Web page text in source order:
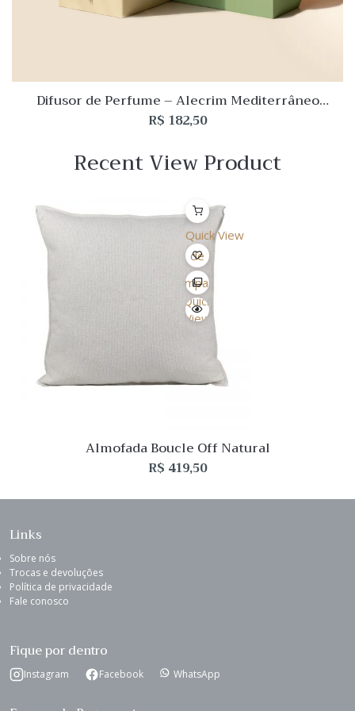
Difusor de Perfume – Alecrim Mediterrâneo
Arabesc 200mL L’Envie
R$ 182,50
Recent View Product
Quick View
Lista
de
Desejo
Comparar
Quick
View
Almofada Boucle Off Natural
R$ 419,50
Links
Sobre nós
Trocas e devoluções
Política de privacidade
Fale conosco
Fique por dentro
Instagram Facebook WhatsApp